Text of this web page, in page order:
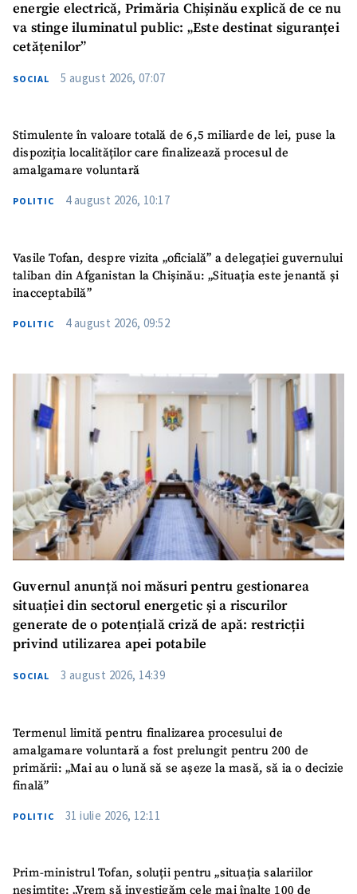
energie electrică, Primăria Chișinău explică de ce nu
va stinge iluminatul public: „Este destinat siguranței
cetățenilor”
SOCIAL 5 august 2026, 07:07
Stimulente în valoare totală de 6,5 miliarde de lei, puse la
dispoziția localităților care finalizează procesul de
amalgamare voluntară
POLITIC 4 august 2026, 10:17
Vasile Tofan, despre vizita „oficială” a delegației guvernului
taliban din Afganistan la Chișinău: „Situația este jenantă și
inacceptabilă”
POLITIC 4 august 2026, 09:52
Guvernul anunță noi măsuri pentru gestionarea
situației din sectorul energetic și a riscurilor
generate de o potențială criză de apă: restricții
privind utilizarea apei potabile
SOCIAL 3 august 2026, 14:39
Termenul limită pentru finalizarea procesului de
amalgamare voluntară a fost prelungit pentru 200 de
primării: „Mai au o lună să se așeze la masă, să ia o decizie
finală”
POLITIC 31 iulie 2026, 12:11
Prim-ministrul Tofan, soluții pentru „situația salariilor
nesimțite: „Vrem să investigăm cele mai înalte 100 de